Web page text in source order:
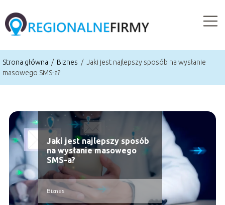
Strona główna / Biznes / Jaki jest najlepszy sposób na wysłanie
masowego SMS-a?
Jaki jest najlepszy sposób
na wysłanie masowego
SMS-a?
Biznes